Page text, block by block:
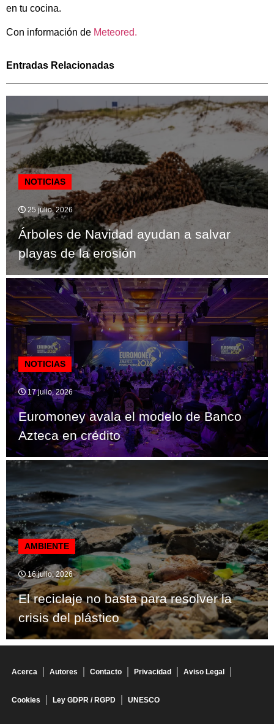
en tu cocina.
Con información de Meteored.
Entradas Relacionadas
NOTICIAS
25 julio, 2026
Árboles de Navidad ayudan a salvar
playas de la erosión
NOTICIAS
17 julio, 2026
Euromoney avala el modelo de Banco
Azteca en crédito
AMBIENTE
16 julio, 2026
El reciclaje no basta para resolver la
crisis del plástico
Acerca Autores Contacto Privacidad Aviso Legal
Cookies Ley GDPR / RGPD UNESCO